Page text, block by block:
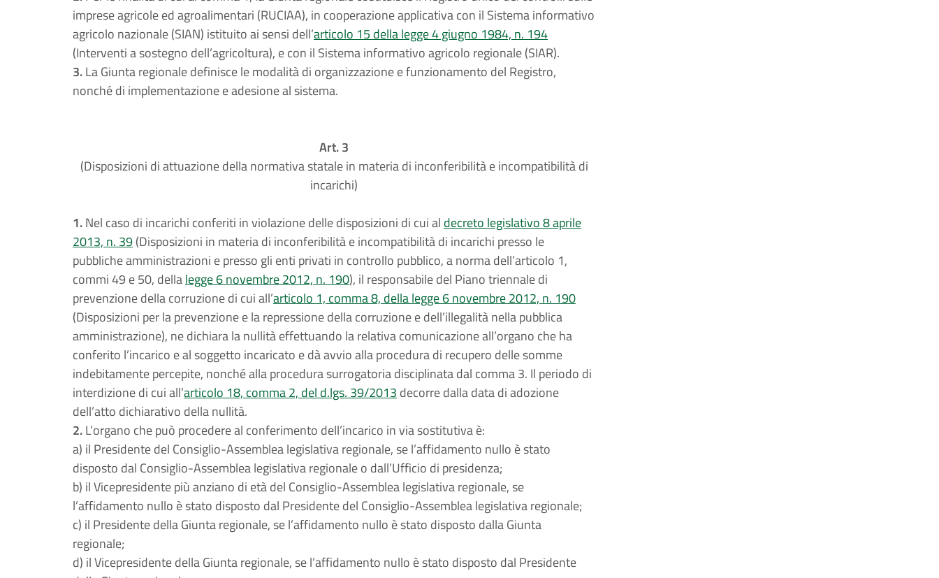
imprese agricole ed agroalimentari (RUCIAA), in cooperazione applicativa con il Sistema informativo
agricolo nazionale (SIAN) istituito ai sensi dell’articolo 15 della legge 4 giugno 1984, n. 194
(Interventi a sostegno dell’agricoltura), e con il Sistema informativo agricolo regionale (SIAR).
3.La Giunta regionale definisce le modalità di organizzazione e funzionamento del Registro,
nonché di implementazione e adesione al sistema.
Art. 3
(Disposizioni di attuazione della normativa statale in materia di inconferibilità e incompatibilità di
incarichi)
1.Nel caso di incarichi conferiti in violazione delle disposizioni di cui al decreto legislativo 8 aprile
2013, n. 39(Disposizioni in materia di inconferibilità e incompatibilità di incarichi presso le
pubbliche amministrazioni e presso gli enti privati in controllo pubblico, a norma dell’articolo 1,
commi 49 e 50, dellalegge 6 novembre 2012, n. 190), il responsabile del Piano triennale di
prevenzione della corruzione di cui all’articolo 1, comma 8, della legge 6 novembre 2012, n. 190
(Disposizioni per la prevenzione e la repressione della corruzione e dell’illegalità nella pubblica
amministrazione), ne dichiara la nullità effettuando la relativa comunicazione all’organo che ha
conferito l’incarico e al soggetto incaricato e dà avvio alla procedura di recupero delle somme
indebitamente percepite, nonché alla procedura surrogatoria disciplinata dal comma 3. Il periodo di
interdizione di cui all’articolo 18, comma 2, del d.lgs. 39/2013 decorre dalla data di adozione
dell’atto dichiarativo della nullità.
2.L’organo che può procedere al conferimento dell’incarico in via sostitutiva è:
a) il Presidente del Consiglio-Assemblea legislativa regionale, se l’affidamento nullo è stato
disposto dal Consiglio-Assemblea legislativa regionale o dall’Ufficio di presidenza;
b) il Vicepresidente più anziano di età del Consiglio-Assemblea legislativa regionale, se
l’affidamento nullo è stato disposto dal Presidente del Consiglio-Assemblea legislativa regionale;
c) il Presidente della Giunta regionale, se l’affidamento nullo è stato disposto dalla Giunta
regionale;
d) il Vicepresidente della Giunta regionale, se l’affidamento nullo è stato disposto dal Presidente